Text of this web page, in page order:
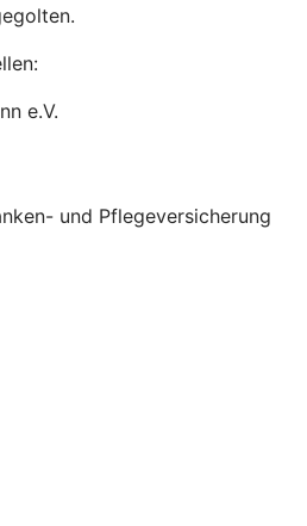
e.V.
und Pflegeversicherung